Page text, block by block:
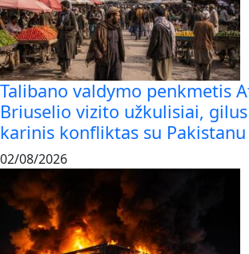
Talibano valdymo penkmetis
Briuselio vizito užkulisiai,
karinis konfliktas su Pakistanu
02/08/2026